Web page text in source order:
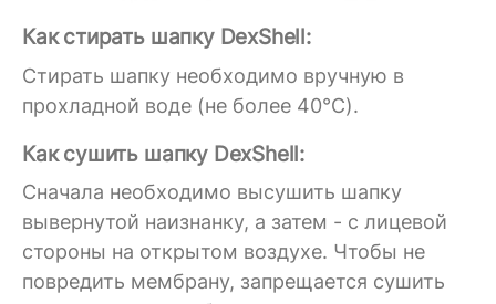
Как стирать шапку DexShell:
Стирать шапку необходимо вручную в
прохладной воде (не более 40°C).
Как сушить шапку DexShell:
Сначала необходимо высушить шапку
вывернутой наизнанку, а затем - с лицевой
стороны на открытом воздухе. Чтобы не
повредить мембрану, запрещается сушить